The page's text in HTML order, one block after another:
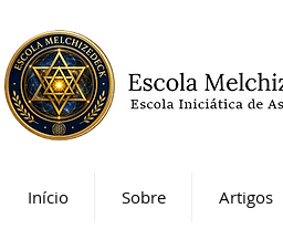
Início Sobre Artigos